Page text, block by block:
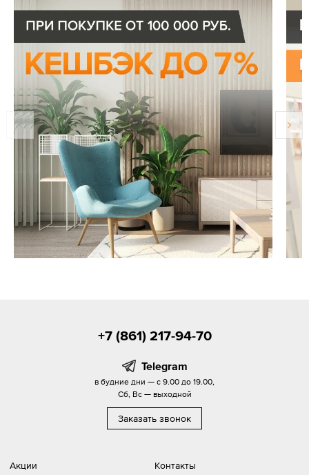
Акции Контакты
+7 (861) 217-94-70
Telegram
в будние дни — с 9.00 до 19.00,
Сб, Вс — выходной
Заказать звонок